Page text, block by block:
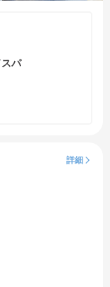
パ
詳細